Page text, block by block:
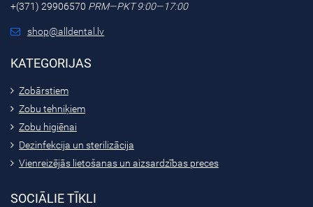
+(371) 29906570 PRM—PKT 9:00—17:00
shop@alldental.lv
KATEGORIJAS
Zobārstiem
Zobu tehniķiem
Zobu higiēnai
Dezinfekcija un sterilizācija
Vienreizējās lietošanas un aizsardzības preces
SOCIĀLIE TĪKLI